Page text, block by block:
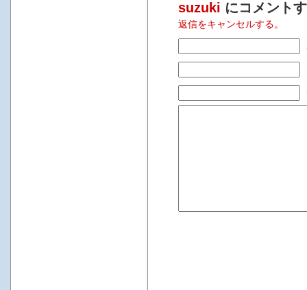
suzuki にコメント
返信をキャンセルする。